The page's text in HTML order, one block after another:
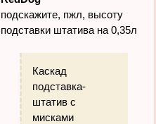
подскажите, пжл, высоту
подставки штатива на 0,35л
Каскад
подставка-
штатив с
мисками